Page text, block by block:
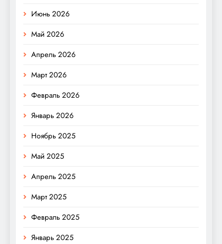
Июнь 2026
Май 2026
Апрель 2026
Март 2026
Февраль 2026
Январь 2026
Ноябрь 2025
Май 2025
Апрель 2025
Март 2025
Февраль 2025
Январь 2025